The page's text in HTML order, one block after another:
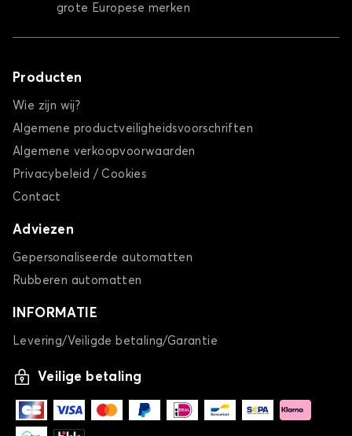
grote Europese merken
Producten
Wie zijn wij?
Algemene productveiligheidsvoorschriften
Algemene verkoopvoorwaarden
Privacybeleid / Cookies
Contact
Adviezen
Gepersonaliseerde automatten
Rubberen automatten
INFORMATIE
Levering/Veiligde betaling/Garantie
Veilige betaling